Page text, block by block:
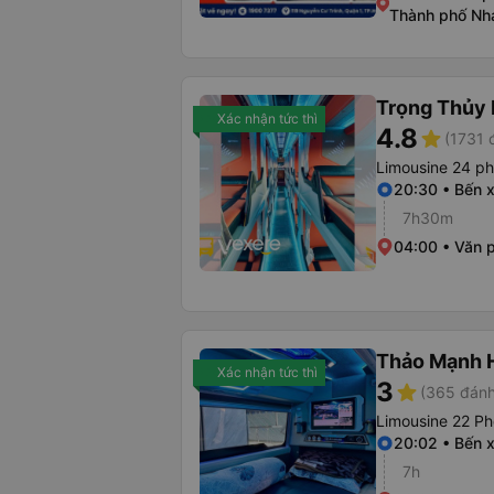
Thành phố
Xác nhận tức thì Trọng Thủy
4.8star (1731
Limousine 24
20:30 • Bến
7h30m
04:00 • Văn
Xác nhận tức thì Thảo Mạnh
3star (365 đánh
Limousine 22
20:02 • Bến
7h